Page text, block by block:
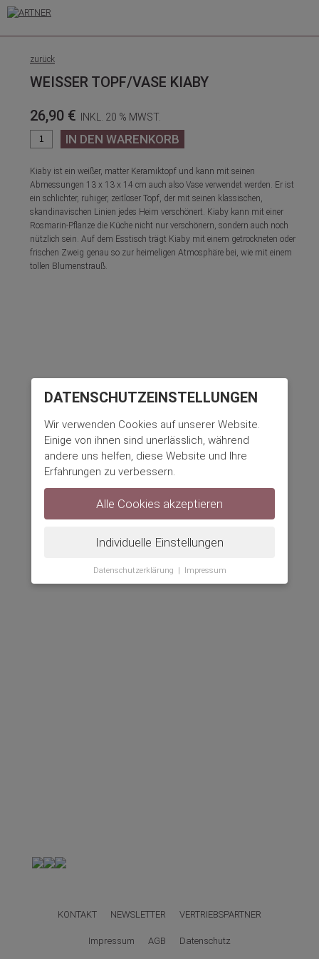
zurück
WEISSER TOPF/VASE KIABY
26,90 €
INKL. 20 % MWST.
Kiaby ist ein weißer, matter Keramiktopf und kann mit seinen
Abmessungen 13 x 13 x 14 cm auch also Vase verwendet werden. Er ist
ein schlichter, ruhiger, zeitloser Topf, der mit seinen klassischen,
skandinavischen Linien jedes Heim verschönert. Kiaby kann mit einer
Rosmarin-Pflanze die Küche nicht nur verschönern, sondern auch noch
nützlich sein. Auf dem Esstisch trägt Kiaby mit einem getrockneten oder
frischen Zweig genau so zur heimeligen Atmosphäre bei, wie mit einem
tollen Blumenstrauß.
KONTAKT NEWSLETTER VERTRIEBSPARTNER
Impressum AGB Datenschutz
DATENSCHUTZ­EINSTELLUNGEN
Wir verwenden Cookies auf unserer Website.
Einige von ihnen sind unerlässlich, während
andere uns helfen, diese Website und Ihre
Erfahrungen zu verbessern.
Alle Cookies akzeptieren
Individuelle Einstellungen
Datenschutzerklärung | Impressum